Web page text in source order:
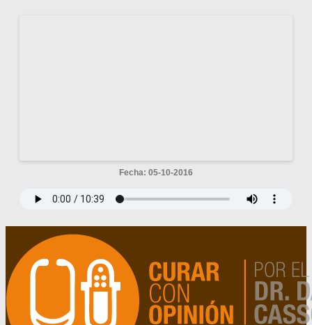
Fecha: 05-10-2016